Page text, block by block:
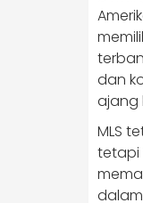
dan
ajang
MLS
tetapi